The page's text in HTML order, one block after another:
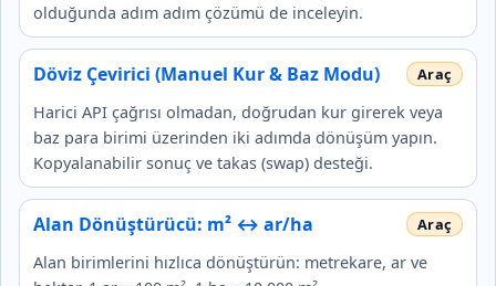
olduğunda adım adım çözümü de inceleyin.
Döviz Çevirici (Manuel Kur & Baz Modu)
Harici API çağrısı olmadan, doğrudan kur girerek veya
baz para birimi üzerinden iki adımda dönüşüm yapın.
Kopyalanabilir sonuç ve takas (swap) desteği.
Alan Dönüştürücü: m² ↔ ar/ha
Alan birimlerini hızlıca dönüştürün: metrekare, ar ve